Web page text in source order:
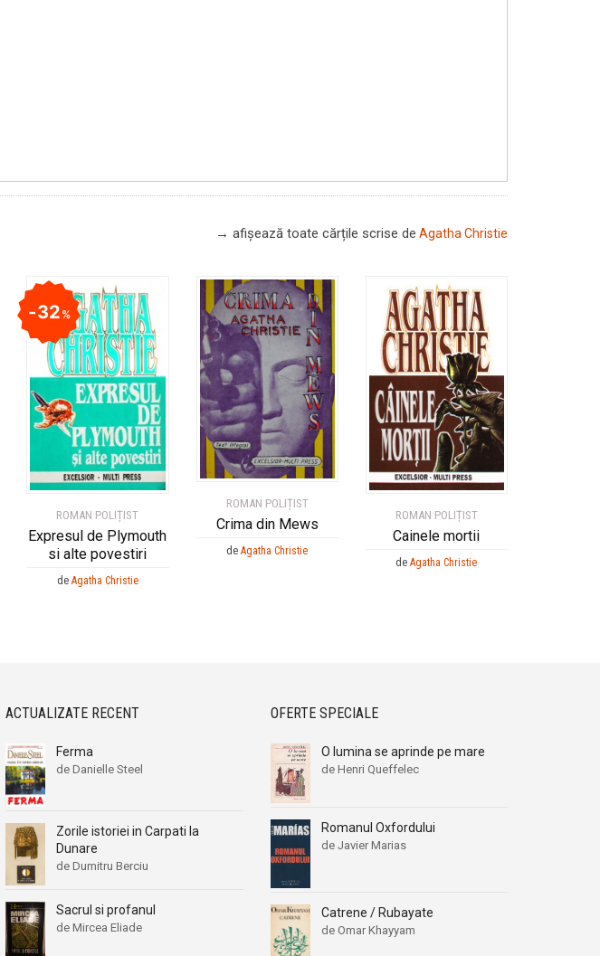
→ afișează toate cărțile scrise de Agatha Christie
ROMAN POLIȚIST
Expresul de Plymouth
si alte povestiri
32%
de Agatha Christie
ROMAN POLIȚIST
Crima din Mews
deAgatha Christie
ROMAN POLIȚIST
Cainele mortii
deAgatha Christie
ACTUALIZATE RECENT
Ferma
de Danielle Steel
Zorile istoriei in Carpati la
Dunare
de Dumitru Berciu
Sacrul si profanul
de Mircea Eliade
OFERTE SPECIALE
O lumina se aprinde pe mare
de Henri Queffelec
Romanul Oxfordului
de Javier Marias
Catrene / Rubayate
de Omar Khayyam